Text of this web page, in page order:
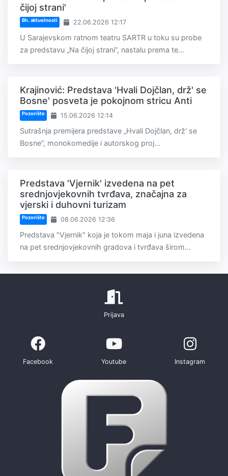
čijoj strani'
Bh. aktuelnosti 22.06.2026 12:17
U Sarajevskom ratnom teatru SARTR u toku su probe
za predstavu „Na čijoj strani“, nastalu prema te...
Krajinović: Predstava 'Hvali Dojčlan, drž' se
Bosne' posveta je pokojnom stricu Anti
Pozorište 15.06.2026 12:14
Sutrašnja premijera predstave „Hvali Dojčlan, drž' se
Bosne“, monokomedije i autorskog proj...
Predstava 'Vjernik' izvedena na pet
srednjovjekovnih tvrđava, značajna za
vjerski i duhovni turizam
Pozorište 08.06.2026 12:36
Predstava "Vjernik" koja je tokom maja i juna izvedena
na pet srednjovjekovnih gradova i tvrđava širom...
Prijava
Facebook Youtube Instagram